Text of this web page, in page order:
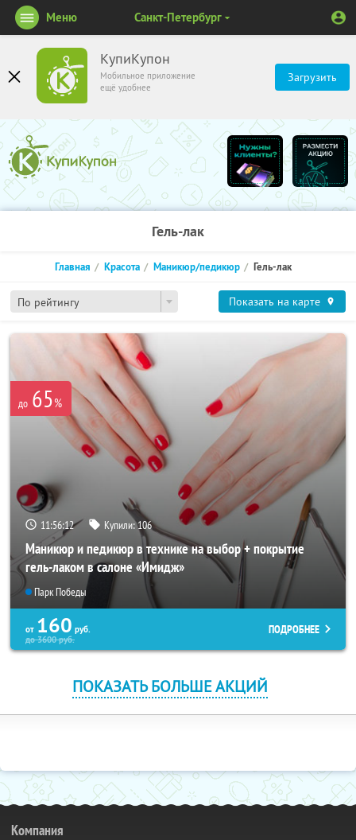
КупиКупон
Мобильное приложение
ещё удобнее
Загрузить
Меню Санкт-Петербург
Гель-лак
По рейтингу
Главная Красота Маникюр/педикюр Гель-лак
Показать на карте
до 65%
11:56:12 Купили:106
Маникюр и педикюр в технике на выбор + покрытие
гель-лаком в салоне «Имидж»
Парк Победы
от 160 руб.
до3600руб.
ПОДРОБНЕЕ
ПОКАЗАТЬ БОЛЬШЕ АКЦИЙ
Компания